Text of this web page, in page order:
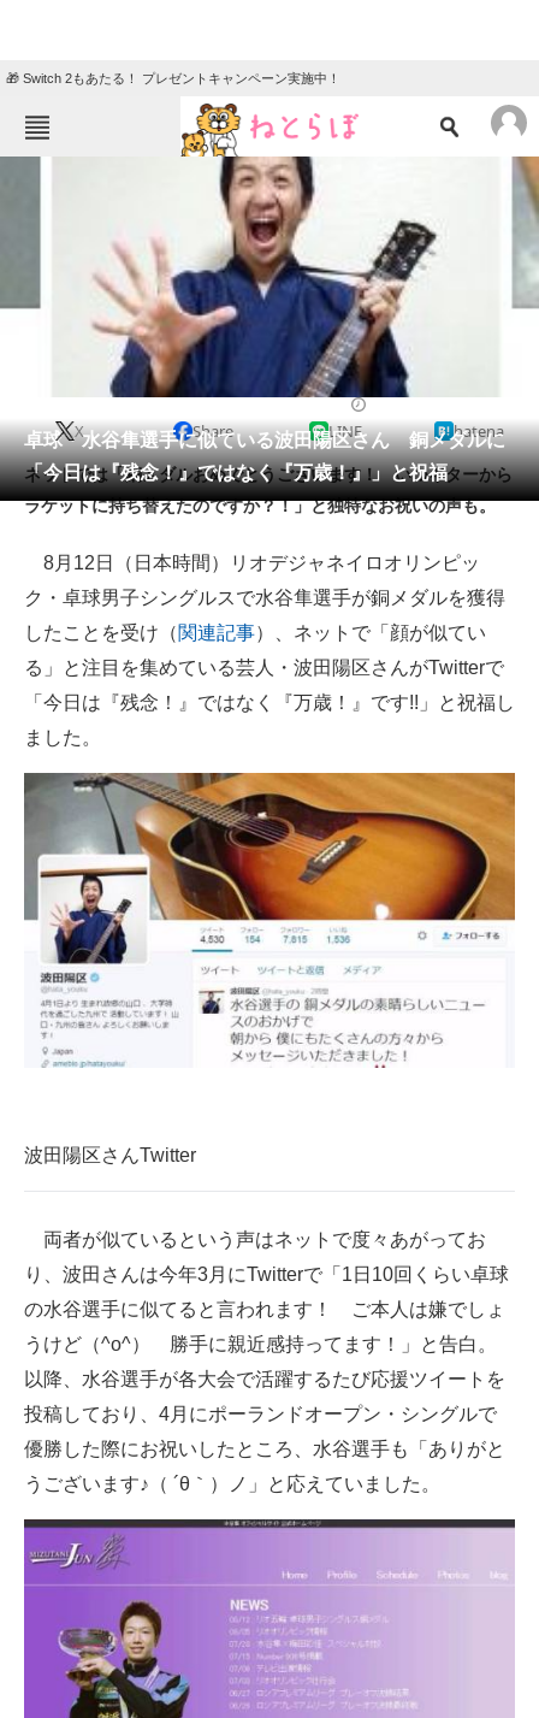
🎁 Switch 2もあたる！ プレゼントキャンペーン実施中！
ニュース
クイズ
地域
教育・育児
リサーチ
会員記事
メディア
ITの今と未来を見通す
スマホと通信の最新トレンド
進化するPCとデバイスの未来
好きが集まる 比べて選べる
ビジネスと働き方のヒント
AI活用のいまが分かる
企業ITのトレンドを詳説
経営リーダーのコミュニティ
マーケ×ITの今がよく分かる
ITエンジニア向け専門サイト
IT製品の技術・比較・事例
モノづくり技術者専門サイト
エレクトロニクス専門サイト
電子設計の基本と応用
エネルギーの専門メディア
ちょっと気になるネットの話題
卓球・水谷隼選手に似ている波田陽区さん 銅メダルに
「今日は『残念！』ではなく『万歳！』」と祝福
X Share LINE hatena
ネットでは「銅メダルおめでとうございます！ いつギターから
ラケットに持ち替えたのですか？！」と独特なお祝いの声も。
8月12日（日本時間）リオデジャネイロオリンピッ
ク・卓球男子シングルスで水谷隼選手が銅メダルを獲得
したことを受け（関連記事）、ネットで「顔が似てい
る」と注目を集めている芸人・波田陽区さんがTwitterで
「今日は『残念！』ではなく『万歳！』です!!」と祝福し
ました。
波田陽区さんTwitter
両者が似ているという声はネットで度々あがってお
り、波田さんは今年3月にTwitterで「1日10回くらい卓球
の水谷選手に似てると言われます！ ご本人は嫌でしょ
うけど（^o^） 勝手に親近感持ってます！」と告白。
以降、水谷選手が各大会で活躍するたび応援ツイートを
投稿しており、4月にポーランドオープン・シングルで
優勝した際にお祝いしたところ、水谷選手も「ありがと
うございます♪（ ´θ｀）ノ」と応えていました。